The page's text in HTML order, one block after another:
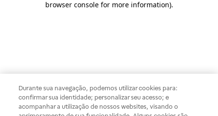
browser console for more information).
Durante sua navegação, podemos utilizar cookies para:
confirmar sua identidade; personalizar seu acesso; e
acompanhar a utilização de nossos websites, visando o